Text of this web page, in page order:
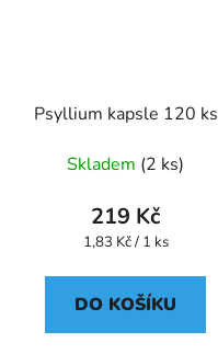
Psyllium kapsle 120 ks
Skladem (2 ks)
219 Kč
Měrná
1,83 Kč / 1 ks
DO KOŠÍKU